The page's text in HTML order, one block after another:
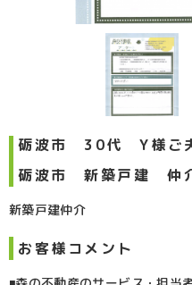
砺波市 30代 Y様ご
砺波市 新築戸建 仲
新築戸建仲介
お客様コメント